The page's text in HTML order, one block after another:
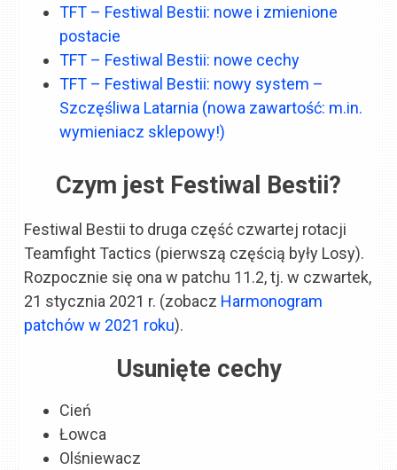
TFT – Festiwal Bestii: nowe i zmienione
postacie
TFT – Festiwal Bestii: nowe cechy
TFT – Festiwal Bestii: nowy system –
Szczęśliwa Latarnia (nowa zawartość: m.in.
wymieniacz sklepowy!)
Czym jest Festiwal Bestii?
Festiwal Bestii to druga część czwartej rotacji
Teamfight Tactics (pierwszą częścią były Losy).
Rozpocznie się ona w patchu 11.2, tj. w czwartek,
21 stycznia 2021 r. (zobacz Harmonogram
patchów w 2021 roku).
Usunięte cechy
Cień
Łowca
Olśniewacz